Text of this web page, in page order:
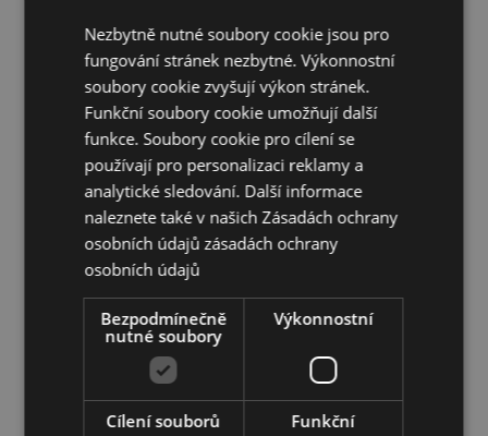
Informace o licenci:Tento produkt je plně licencován
a může být prodáván po celém světě.
Doplňující informace:
Chcete se dozvědět více o nákupu u Puckator?
Přečtěte si našehoprůvodce nákupem pro zákazníky.
Vlastnosti produktu
Pravítko 15cm Tužka 17,5cm Guma 3x2,5x0,5cm
5055071766701
0.044000
Nezbytně nutné soubory cookie jsou pro
fungování stránek nezbytné. Výkonnostní
soubory cookie zvyšují výkon stránek.
Funkční soubory cookie umožňují další
funkce. Soubory cookie pro cílení se
používají pro personalizaci reklamy a
analytické sledování. Další informace
naleznete také v našich Zásadách ochrany
osobních údajů zásadách ochrany
osobních údajů
Bezpodmínečně
nutné soubory
Výkonnostní
Cílení souborů Funkční